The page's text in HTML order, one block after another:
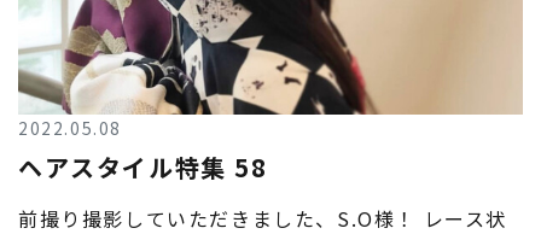
2022.05.08
ヘアスタイル特集 58
前撮り撮影していただきました、S.O様！ レース状